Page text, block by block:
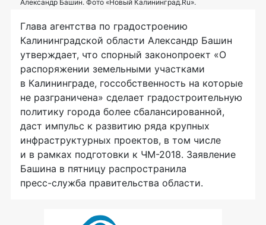
Александр Башин. Фото «Новый Калининград.Ru».
Глава агентства по градостроению
Калининградской области Александр Башин
утверждает, что спорный законопроект «О
распоряжении земельными участками
в Калининграде, госсобственность на которые
не разграничена» сделает градостроительную
политику города более сбалансированной,
даст импульс к развитию ряда крупных
инфраструктурных проектов, в том числе
и в рамках подготовки к ЧМ-2018. Заявление
Башина в пятницу распространила
пресс-служба правительства области.